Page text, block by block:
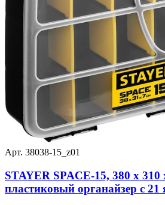
Арт. 38038-15_z01
STAYER SPACE-15, 380 х
пластиковый органайзер с 21